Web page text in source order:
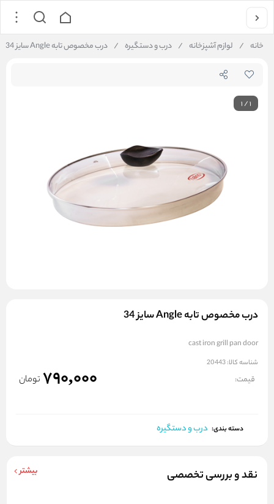
خانه / لوازم آشپزخانه / درب و دستگیره / درب مخصوص تابه Angle سایز 34
1/1
درب مخصوص تابه Angle سایز 34
cast iron grill pan door
شناسه کالا:20443
قیمت: 790,000 تومان
دسته بندی: درب و دستگیره
نقد و بررسی تخصصی بیشتر